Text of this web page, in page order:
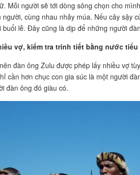
Mỗi người sẽ tới dòng sông chọn cho
cùng nhau nhảy múa. Nếu cây sậy
buổi lễ. Đây cũng là dịp để những người
vợ, kiểm tra trinh tiết bằng nước tiểu
đàn ông Zulu được phép lấy nhiều vợ
cần hơn chục con gia súc là một người
đàn ông đó giàu có.